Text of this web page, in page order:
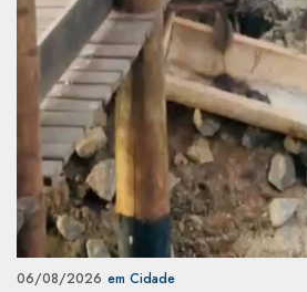
06/08/2026 em Cidade